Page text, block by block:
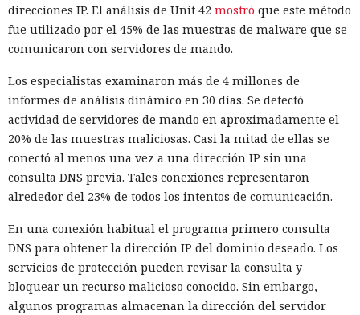
direcciones IP. El análisis de Unit 42 mostró que este método
fue utilizado por el 45% de las muestras de malware que se
comunicaron con servidores de mando.
Los especialistas examinaron más de 4 millones de
informes de análisis dinámico en 30 días. Se detectó
actividad de servidores de mando en aproximadamente el
20% de las muestras maliciosas. Casi la mitad de ellas se
conectó al menos una vez a una dirección IP sin una
consulta DNS previa. Tales conexiones representaron
alrededor del 23% de todos los intentos de comunicación.
En una conexión habitual el programa primero consulta
DNS para obtener la dirección IP del dominio deseado. Los
servicios de protección pueden revisar la consulta y
bloquear un recurso malicioso conocido. Sin embargo,
algunos programas almacenan la dirección del servidor